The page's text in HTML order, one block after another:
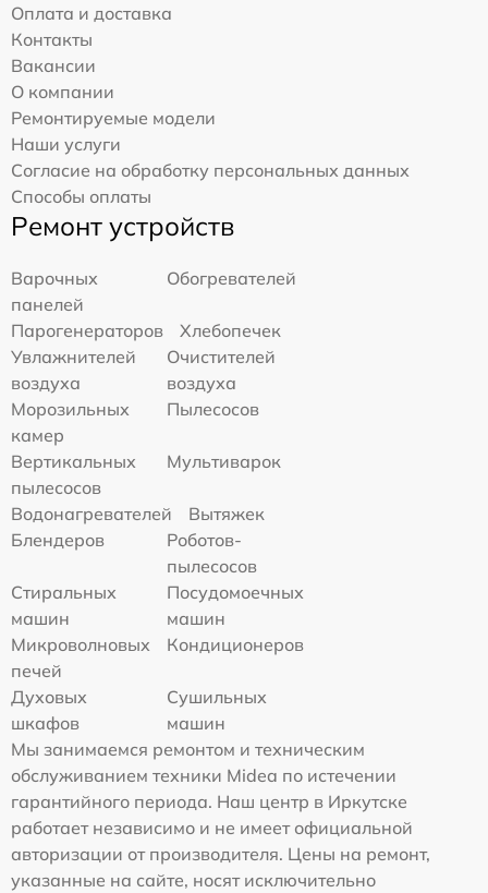
Оплата и доставка
Контакты
Вакансии
О компании
Ремонтируемые модели
Наши услуги
Согласие на обработку персональных данных
Способы оплаты
Ремонт устройств
Варочных
панелей
Обогревателей
Парогенераторов
Хлебопечек
Увлажнителей
воздуха
Очистителей
воздуха
Морозильных
камер
Пылесосов
Вертикальных
пылесосов
Мультиварок
Водонагревателей
Вытяжек
Блендеров
Роботов-
пылесосов
Стиральных
машин
Посудомоечных
машин
Микроволновых
печей
Кондиционеров
Духовых
шкафов
Сушильных
машин
Мы занимаемся ремонтом и техническим
обслуживанием техники Midea по истечении
гарантийного периода. Наш центр в Иркутске
работает независимо и не имеет официальной
авторизации от производителя. Цены на ремонт,
указанные на сайте, носят исключительно